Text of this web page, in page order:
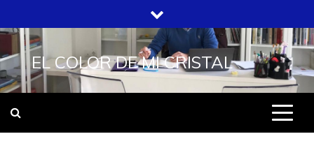
al
contenido
EL COLOR DE MI CRISTAL